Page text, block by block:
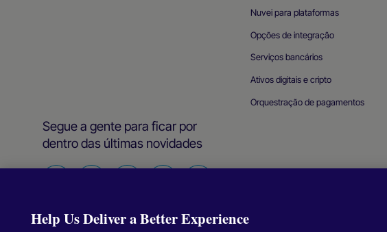
Segue a gente para ficar por
dentro das últimas novidades
no
no
no
no
no
Nuvei para plataformas
Opções de integração
Serviços bancários
Ativos digitais e cripto
Orquestração de pagamentos
Help Us Deliver a Better Experience